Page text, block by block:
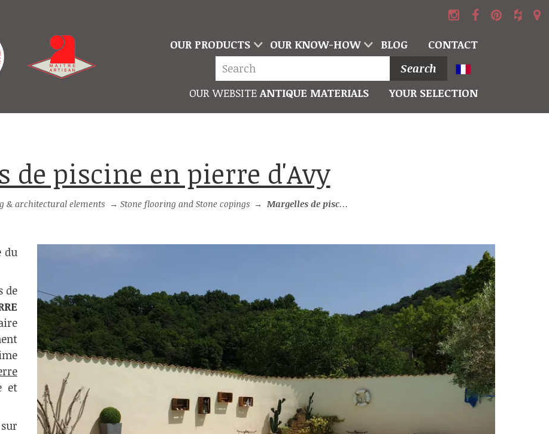
OUR PRODUCTS OUR KNOW-HOW BLOG
CONTACT
Search
OUR WEBSITE ANTIQUE MATERIALS YOUR SELECTION
de piscine en pierre d'Avy
& architectural elements → Stone flooring and Stone copings → Margelles de piscine en pierre d'Avy
du
de
et